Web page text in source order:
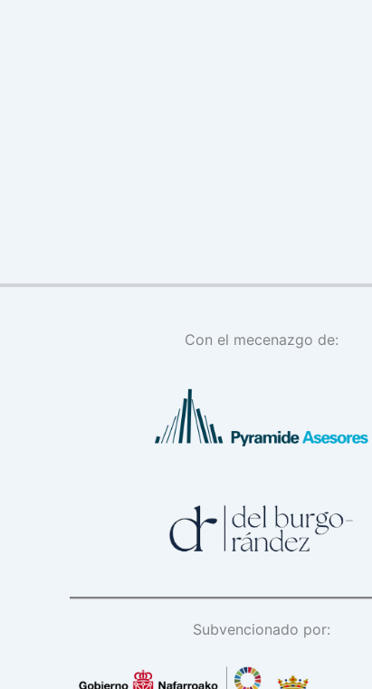
Con el mecenazgo de:
Subvencionado por: